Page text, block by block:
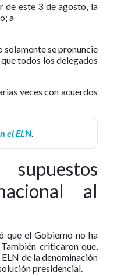
de este 3 de agosto, la
a
solamente se pronuncie
todos los delegados
veces con acuerdos
el ELN.
al
que el Gobierno no ha
criticaron que,
de la denominación
presidencial.